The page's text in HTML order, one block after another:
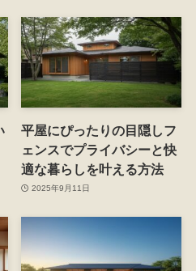
平屋にぴったりの目隠しフ
ェンスでプライバシーと快
適な暮らしを叶える方法
2025年9月11日